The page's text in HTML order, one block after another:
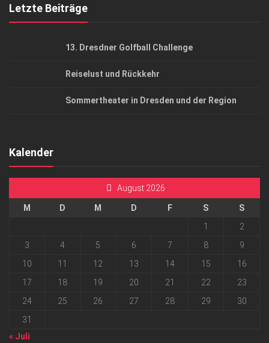
Letzte Beiträge
13. Dresdner Golfball Challenge
Reiselust und Rückkehr
Sommertheater in Dresden und der Region
Kalender
August 2026
M D M D F S
S
1
2
3
4 5 6 7 8
9
10
11 12 13 14 15
16
17
18 19 20 21 22
23
24
25 26 27 28 29
30
31
« Juli